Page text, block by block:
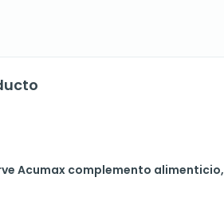
Acumax complemento alimenticio,